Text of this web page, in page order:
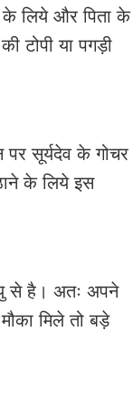
के लिये और पिता के
टोपी या पगड़ी
सूर्यदेव के गोचर
के लिये इस
से है। अतः अपने
मिले तो बड़े